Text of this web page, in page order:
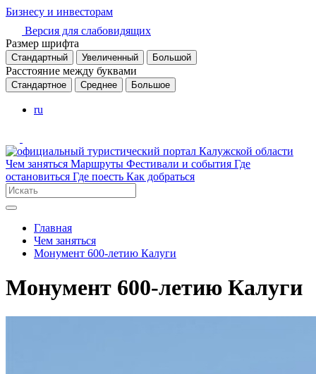
Бизнесу и инвесторам
Версия для слабовидящих
Размер шрифта
Стандартный Увеличенный Большой
Расстояние между буквами
Стандартное Среднее Большое
ru
Чем заняться Маршруты Фестивали и события Где
остановиться Где поесть Как добраться
Главная
Чем заняться
Монумент 600-летию Калуги
Монумент 600-летию Калуги